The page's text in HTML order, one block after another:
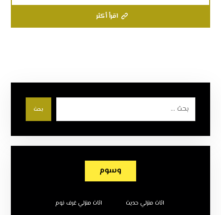
اقرأ أكثر
بحث
وسوم
اثاث منزلي حديث اثاث منزلي غرف نوم